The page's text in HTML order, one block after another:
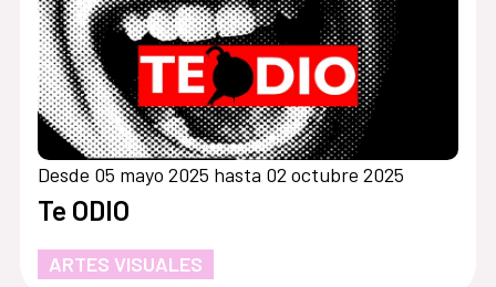
Desde 05 mayo 2025 hasta 02 octubre 2025
Te ODIO
ARTES VISUALES